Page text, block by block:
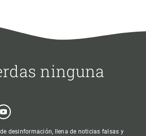
ninguna
desinformación, llena de noticias falsas y